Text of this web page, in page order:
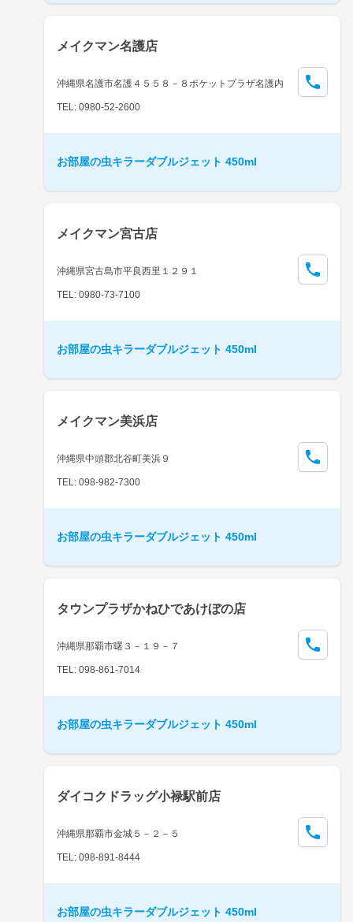
メイクマン名護店
沖縄県名護市名護４５５８－８ポケットプラザ名護内
TEL: 0980-52-2600
お部屋の虫キラーダブルジェット 450ml
メイクマン宮古店
沖縄県宮古島市平良西里１２９１
TEL: 0980-73-7100
お部屋の虫キラーダブルジェット 450ml
メイクマン美浜店
沖縄県中頭郡北谷町美浜９
TEL: 098-982-7300
お部屋の虫キラーダブルジェット 450ml
タウンプラザかねひであけぼの店
沖縄県那覇市曙３－１９－７
TEL: 098-861-7014
お部屋の虫キラーダブルジェット 450ml
ダイコクドラッグ小禄駅前店
沖縄県那覇市金城５－２－５
TEL: 098-891-8444
お部屋の虫キラーダブルジェット 450ml